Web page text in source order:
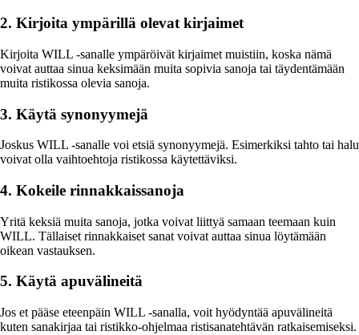
2. Kirjoita ympärillä olevat kirjaimet
Kirjoita WILL -sanalle ympäröivät kirjaimet muistiin, koska nämä
voivat auttaa sinua keksimään muita sopivia sanoja tai täydentämään
muita ristikossa olevia sanoja.
3. Käytä synonyymejä
Joskus WILL -sanalle voi etsiä synonyymejä. Esimerkiksi tahto tai halu
voivat olla vaihtoehtoja ristikossa käytettäviksi.
4. Kokeile rinnakkaissanoja
Yritä keksiä muita sanoja, jotka voivat liittyä samaan teemaan kuin
WILL. Tällaiset rinnakkaiset sanat voivat auttaa sinua löytämään
oikean vastauksen.
5. Käytä apuvälineitä
Jos et pääse eteenpäin WILL -sanalla, voit hyödyntää apuvälineitä
kuten sanakirjaa tai ristikko-ohjelmaa ristisanatehtävän ratkaisemiseksi.